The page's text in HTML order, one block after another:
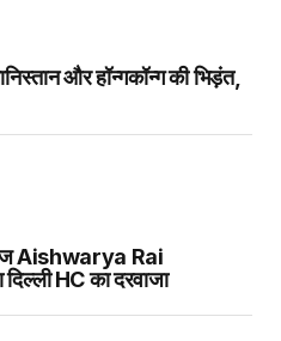
और हॉन्गकॉन्ग की भिड़ंत,
Aishwarya Rai
HC का दरवाजा